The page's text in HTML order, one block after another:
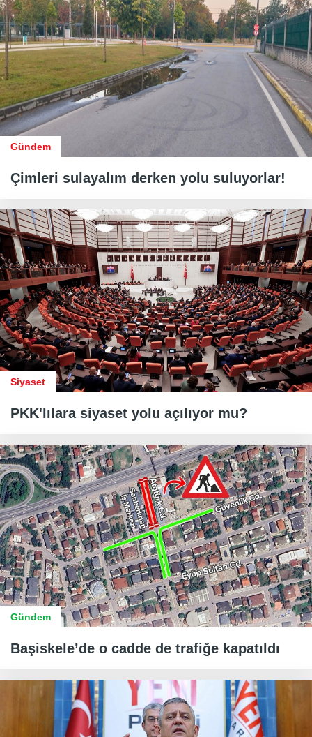
Gündem
Çimleri sulayalım derken yolu suluyorlar!
Siyaset
PKK'lılara siyaset yolu açılıyor mu?
Gündem
Başiskele’de o cadde de trafiğe kapatıldı